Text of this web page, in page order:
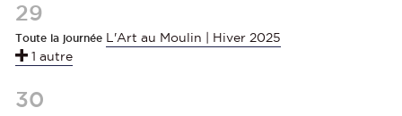
29
Toute la journée L'Art au Moulin | Hiver 2025
1 autre
30